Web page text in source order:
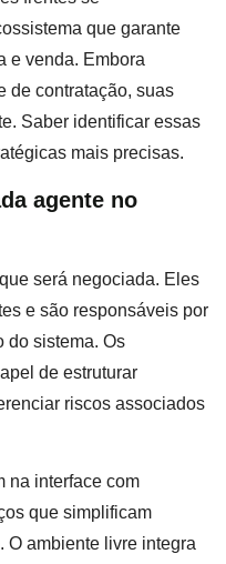
que garante
e venda. Embora
de contratação, suas
Saber identificar essas
mais precisas.
agente no
será negociada. Eles
e são responsáveis por
do sistema. Os
de estruturar
riscos associados
na interface com
que simplificam
O ambiente livre integra